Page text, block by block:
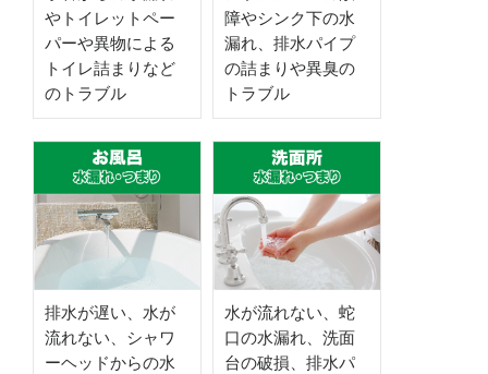
やトイレットペー
パーや異物による
トイレ詰まりなど
のトラブル
障やシンク下の水
漏れ、排水パイプ
の詰まりや異臭の
トラブル
排水が遅い、水が
流れない、シャワ
ーヘッドからの水
水が流れない、蛇
口の水漏れ、洗面
台の破損、排水パ